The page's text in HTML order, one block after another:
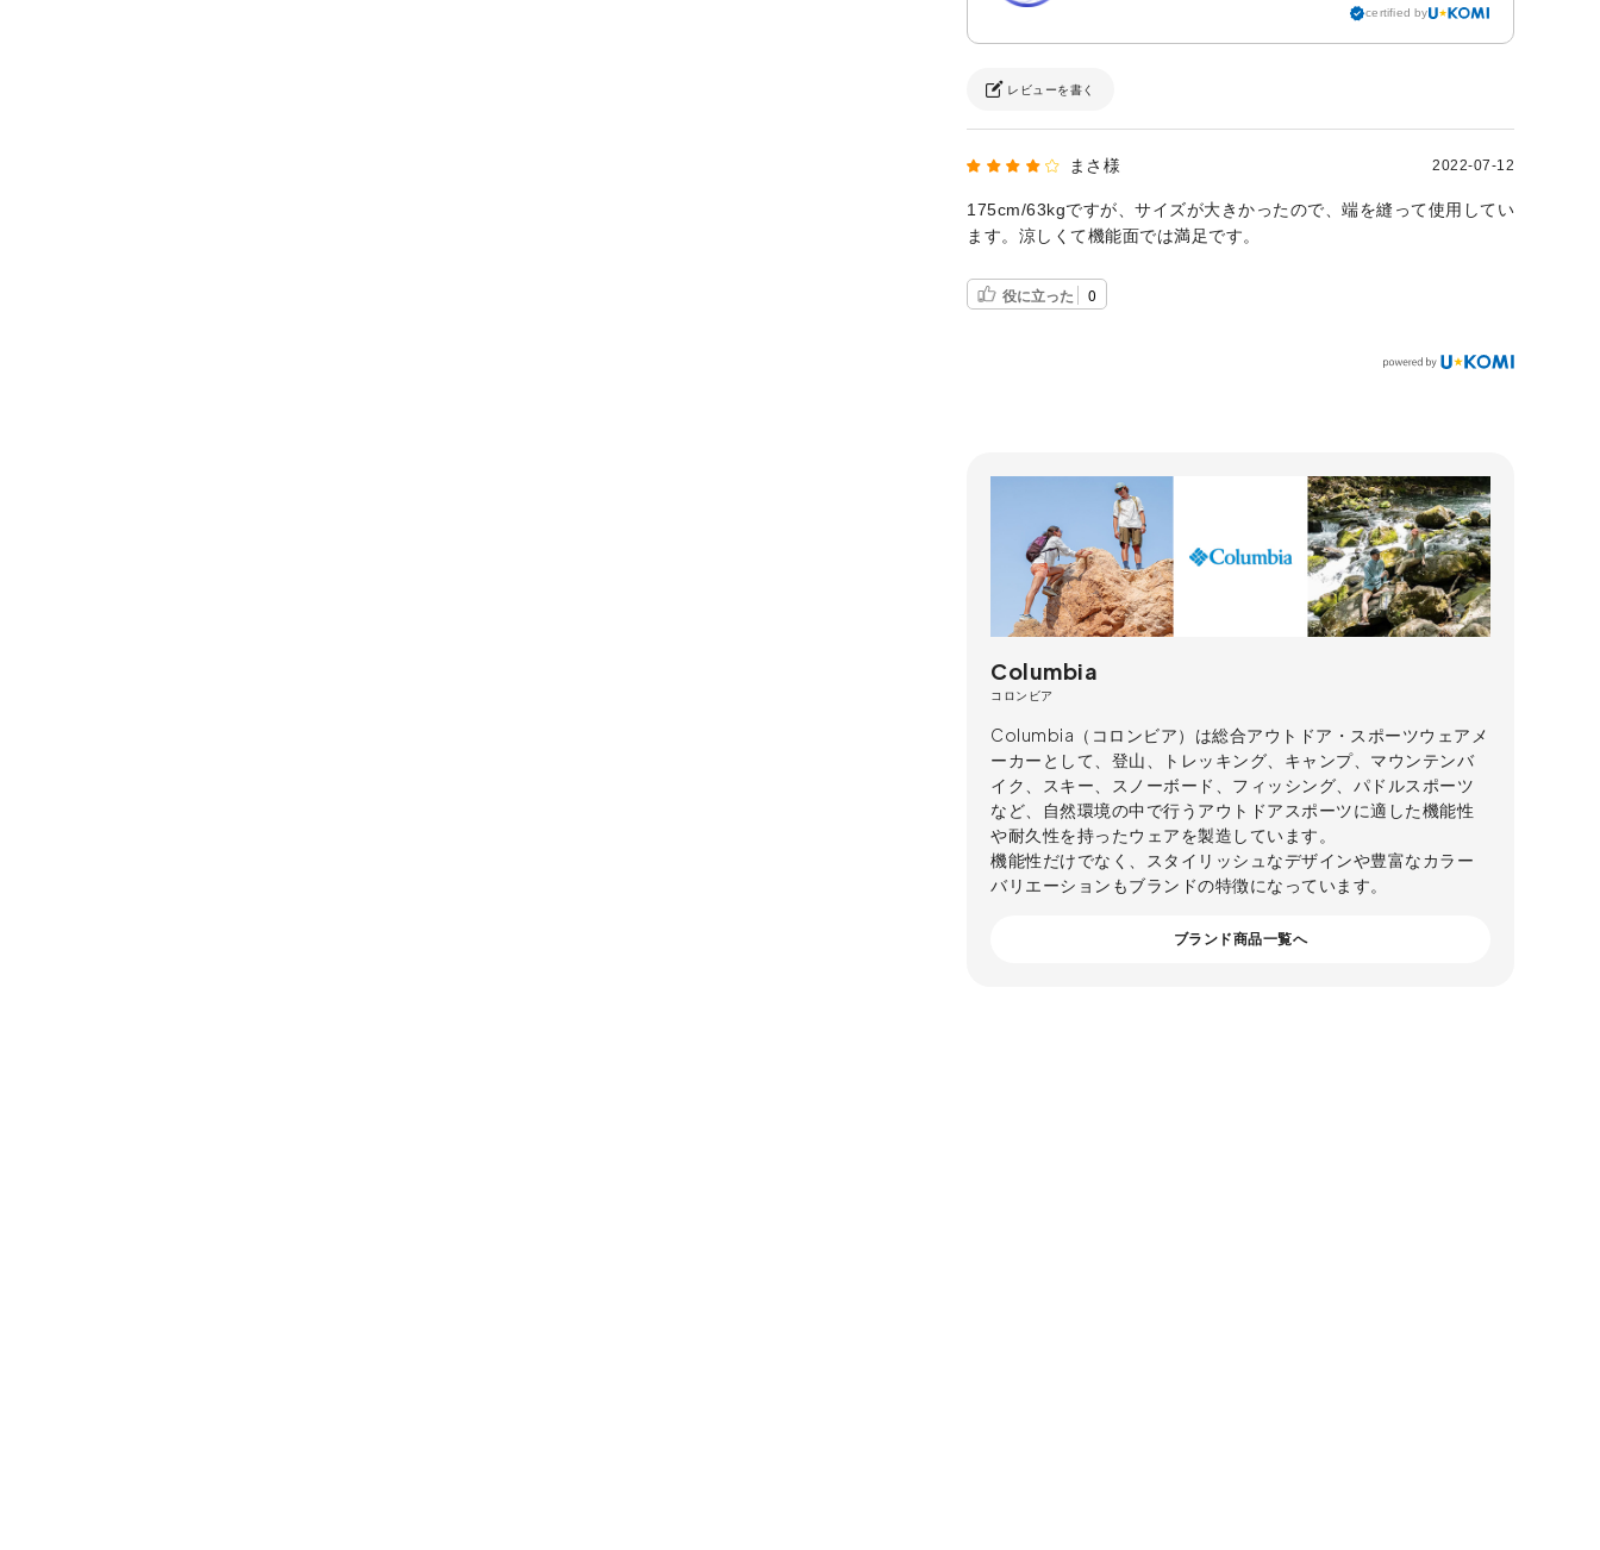
certified by
レビューを書く
まさ様 2022-07-12
175cm/63kgですが、サイズが大きかったので、端を縫って使用してい
ます。涼しくて機能面では満足です。
役に立った 0
Columbia
コロンビア
Columbia（コロンビア）は総合アウトドア・スポーツウェアメ
ーカーとして、登山、トレッキング、キャンプ、マウンテンバ
イク、スキー、スノーボード、フィッシング、パドルスポーツ
など、自然環境の中で行うアウトドアスポーツに適した機能性
や耐久性を持ったウェアを製造しています。
機能性だけでなく、スタイリッシュなデザインや豊富なカラー
バリエーションもブランドの特徴になっています。
ブランド商品一覧へ